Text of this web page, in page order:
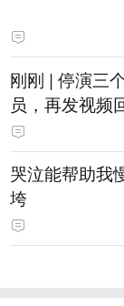
刚刚 | 停演三
员，再发视频
哭泣能帮助我
垮